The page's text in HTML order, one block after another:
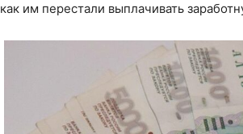
как им перестали выплачивать